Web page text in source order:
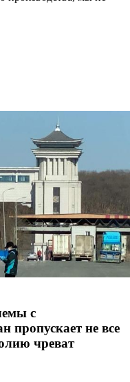
с
пропускает не все
чреват